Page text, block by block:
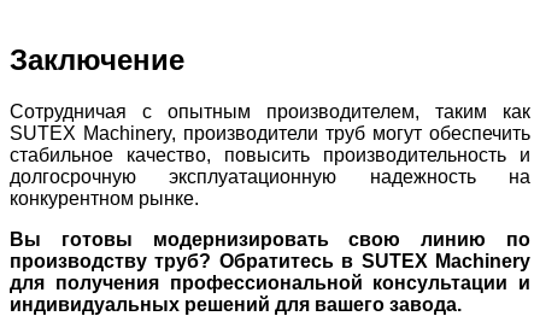
Заключение
Сотрудничая с опытным производителем, таким как
SUTEX Machinery, производители труб могут обеспечить
стабильное качество, повысить производительность и
долгосрочную эксплуатационную надежность на
конкурентном рынке.
Вы готовы модернизировать свою линию по
производству труб? Обратитесь в SUTEX Machinery
для получения профессиональной консультации и
индивидуальных решений для вашего завода.